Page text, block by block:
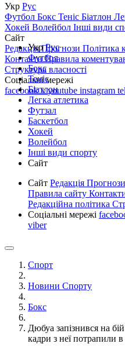
Укр Рус
Футбол Бокс Теніс Біатлон
Хокей Волейбол Інші види
Сайт
РедакціяПрогнози Політика
КонтактиПравила
Структура власності
Соціальні мережі
facebookxyoutube instagram
УкрРус
Футбол
Бокс
Теніс
Біатлон
Легка атлетика
Футзал
Баскетбол
Хокей
Волейбол
Інші види спорту
Сайт
Сайт Редакція Прогнози
Правила сайту
Редакційна політика
Соціальні мережі
viber
Спорт
Новини Спорту
Бокс
Дюбуа запізнився на
кадри з неї потрапили